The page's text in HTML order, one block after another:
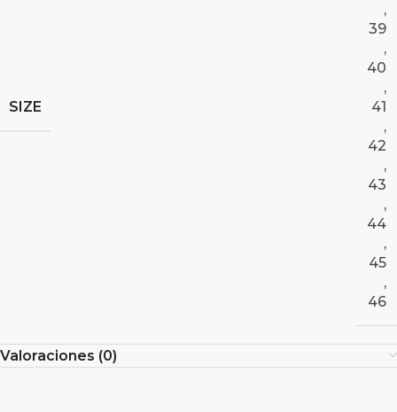
SIZE
,
39
,
40
,
41
,
42
,
43
,
44
,
45
,
46
Valoraciones (0)